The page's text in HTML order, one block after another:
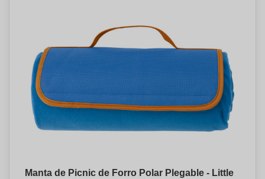
Manta de Picnic de Forro Polar Plegable - Little